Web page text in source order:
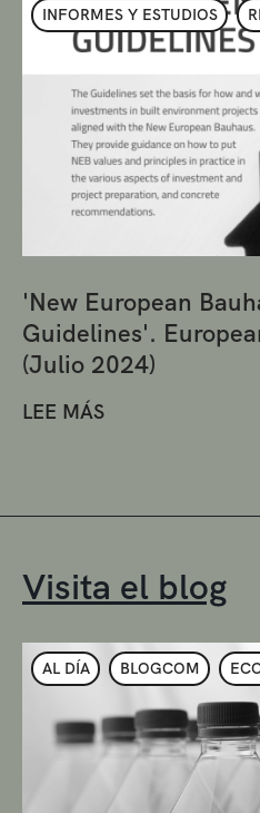
INFORMES Y ESTUDIOS
'New European
Guidelines'.
(Julio 2024)
LEE MÁS
Visita el blog
AL DÍA BLOGCOM